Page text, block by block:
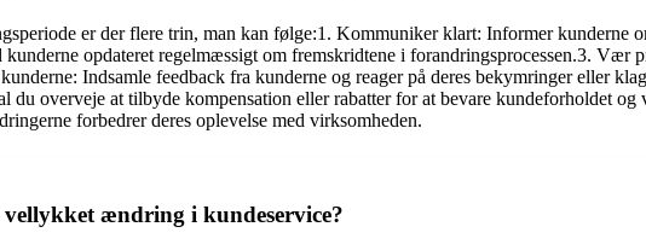
er der flere trin, man kan følge:1. Kommuniker klart: Informer
opdateret regelmæssigt om fremskridtene i forandringsprocessen.3. Vær
Indsamle feedback fra kunderne og reager på deres bekymringer eller
du overveje at tilbyde kompensation eller rabatter for at bevare kundeforholdet
forbedrer deres oplevelse med virksomheden.
ændring i kundeservice?